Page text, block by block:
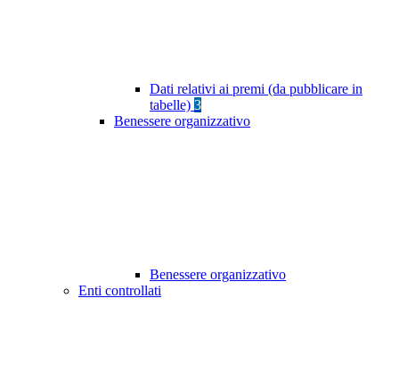
Dati relativi ai premi (da pubblicare in
tabelle) 3
Benessere organizzativo
Benessere organizzativo
Enti controllati